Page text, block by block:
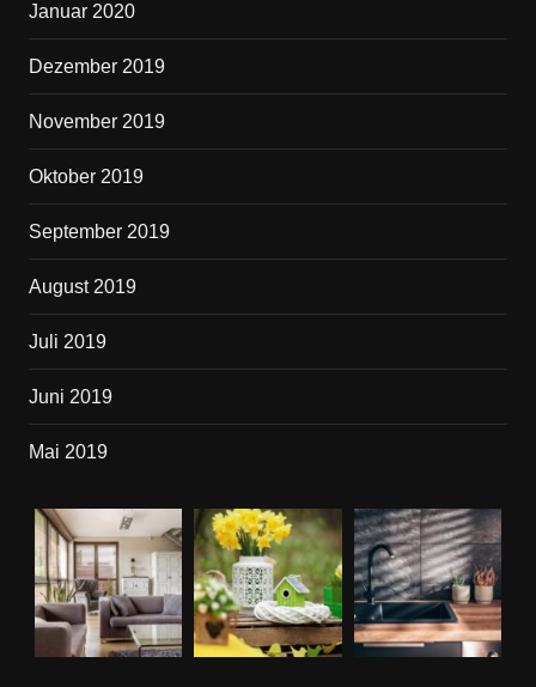
Januar 2020
Dezember 2019
November 2019
Oktober 2019
September 2019
August 2019
Juli 2019
Juni 2019
Mai 2019